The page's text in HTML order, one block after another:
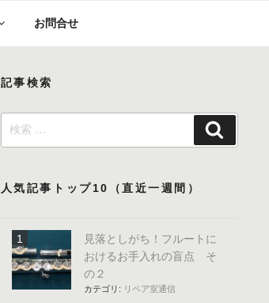
お問合せ
記事検索
検
索:
索
人気記事トップ10（直近一週間）
見落としがち！フルートに
おけるお手入れの盲点 そ
の２
カテゴリ: リペア室通信